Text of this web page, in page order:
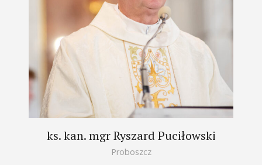
ks. kan. mgr Ryszard Puciłowski
Proboszcz